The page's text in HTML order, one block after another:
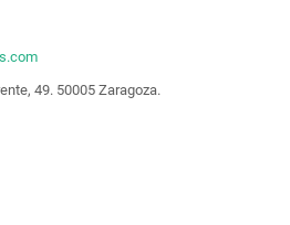
49. 50005 Zaragoza.